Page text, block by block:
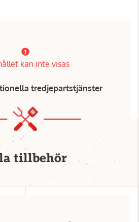
kan inte visas
tredjepartstjänster
tillbehör